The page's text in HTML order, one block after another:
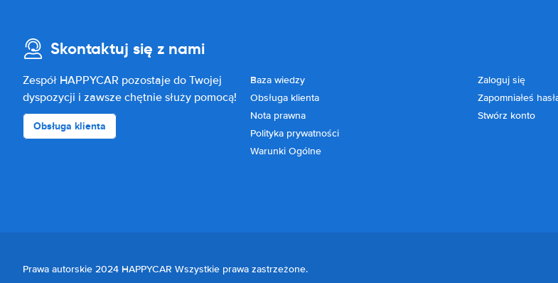
Skontaktuj się z nami
Zespół HAPPYCAR pozostaje do Twojej
dyspozycji i zawsze chętnie służy pomocą!
Obsługa klienta
Baza wiedzy
Obsługa klienta
Nota prawna
Polityka prywatności
Warunki Ogólne
Zaloguj się
Zapomniałeś
Stwórz konto
Prawa autorskie 2024 HAPPYCAR Wszystkie prawa zastrzeżone.